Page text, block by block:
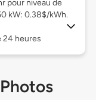
pour niveau de
kW: 0.38$/kWh.
24 heures